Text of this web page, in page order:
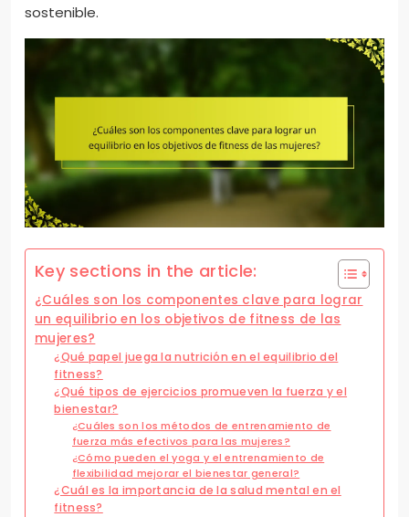
sostenible.
Key sections in the article:
¿Cuáles son los componentes clave para lograr
un equilibrio en los objetivos de fitness de las
mujeres?
¿Qué papel juega la nutrición en el equilibrio del
fitness?
¿Qué tipos de ejercicios promueven la fuerza y el
bienestar?
¿Cuáles son los métodos de entrenamiento de
fuerza más efectivos para las mujeres?
¿Cómo pueden el yoga y el entrenamiento de
flexibilidad mejorar el bienestar general?
¿Cuál es la importancia de la salud mental en el
fitness?